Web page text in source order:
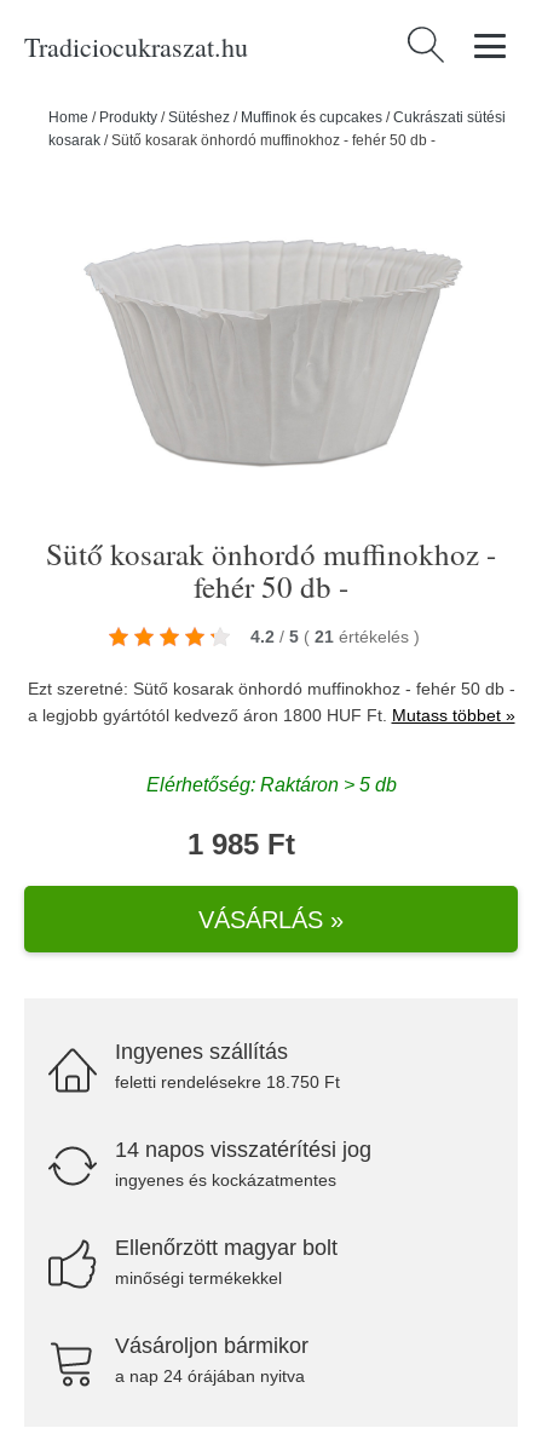
Tradiciocukraszat.hu Keresés:
Home / Produkty /Sütéshez / Muffinok és cupcakes /Cukrászati sütési
kosarak /Sütő kosarak önhordó muffinokhoz - fehér 50 db -
Sütő kosarak önhordó muffinokhoz -
fehér 50 db -
4.2 / 5 ( 21 értékelés )
Ezt szeretné: Sütő kosarak önhordó muffinokhoz - fehér 50 db -
a legjobb gyártótól kedvező áron 1800 HUF Ft. Mutass többet »
Elérhetőség: Raktáron > 5 db
1 985 Ft
VÁSÁRLÁS »
Ingyenes szállítás
feletti rendelésekre 18.750 Ft
14 napos visszatérítési jog
ingyenes és kockázatmentes
Ellenőrzött magyar bolt
minőségi termékekkel
Vásároljon bármikor
a nap 24 órájában nyitva